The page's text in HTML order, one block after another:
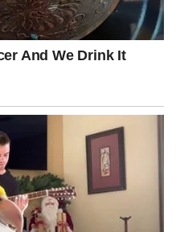
puta biće zaštićena.
Umesto da stoji u mestu,
kroz:
strah, nesigurnost,
rešavaju, partner se